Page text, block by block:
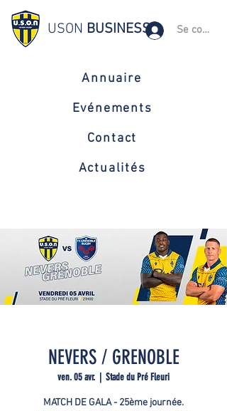
USON BUSINESS Se
Annuaire
Evénements
Contact
Actualités
NEVERS / GRENOBLE
ven. 05 avr. Stade du Pré Fleuri
MATCH DE GALA - 25ème journée.